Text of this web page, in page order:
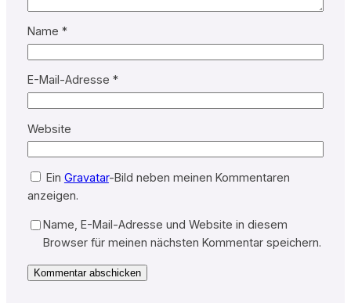
Name *
E-Mail-Adresse *
Website
Ein Gravatar-Bild neben meinen Kommentaren
anzeigen.
Name, E-Mail-Adresse und Website in diesem
Browser für meinen nächsten Kommentar speichern.